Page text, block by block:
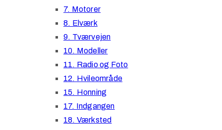
7. Motorer
8. Elværk
9. Tværvejen
10. Modeller
11. Radio og Foto
12. Hvileområde
15. Honning
17. Indgangen
18. Værksted